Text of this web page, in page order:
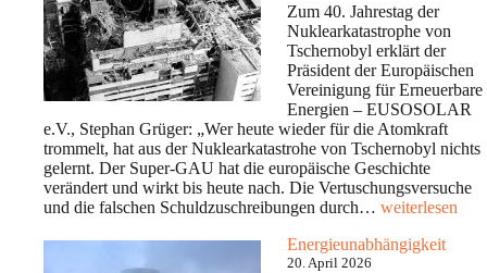
Zum 40. Jahrestag der
Nuklearkatastrophe von
Tschernobyl erklärt der
Präsident der Europäischen
Vereinigung für Erneuerbare
Energien – EUSOSOLAR
e.V., Stephan Grüger: „Wer heute wieder für die Atomkraft
trommelt, hat aus der Nuklearkatastrohe von Tschernobyl nichts
gelernt. Der Super-GAU hat die europäische Geschichte
verändert und wirkt bis heute nach. Die Vertuschungsversuche
und die falschen Schuldzuschreibungen durch… 40
weiterlesen
Energieunabhängigkeit
20. April 2026